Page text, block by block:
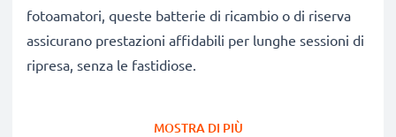
fotoamatori, queste batterie di ricambio o di riserva
assicurano prestazioni affidabili per lunghe sessioni di
ripresa, senza le fastidiose.
MOSTRA DI PIÙ